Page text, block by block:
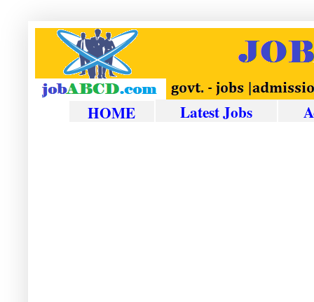
HOME Latest Jobs